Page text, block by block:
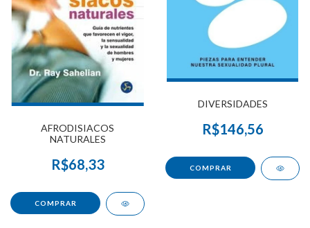
AFRODISIACOS
NATURALES
R$68,33
DIVERSIDADES
R$146,56